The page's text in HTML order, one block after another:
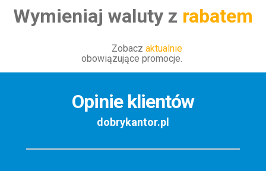
Opinie klientów
dobrykantor.pl
Wymieniaj waluty z rabatem
Zobacz aktualnie
obowiązujące promocje.